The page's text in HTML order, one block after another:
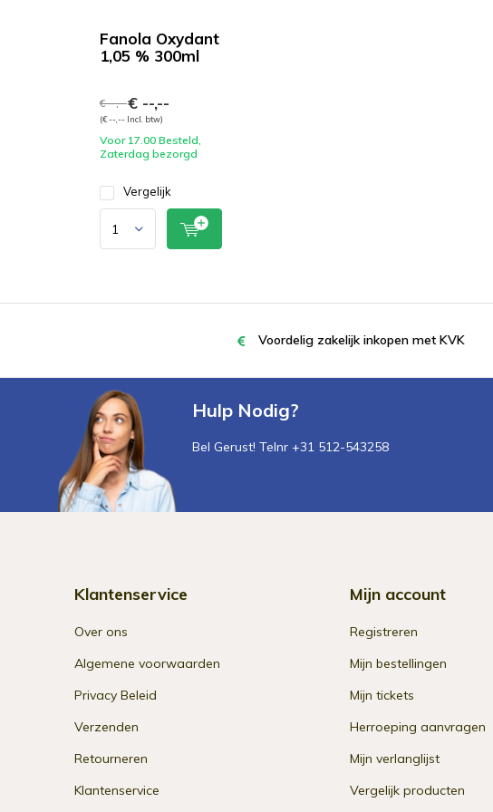
Fanola Oxydant
1,05 % 300ml
€ --,--€ --,--
(€ --,-- Incl. btw)
Voor 17.00 Besteld,
Zaterdag bezorgd
Vergelijk
Voordelig zakelijk inkopen met KVK
Hulp Nodig?
Bel Gerust! Telnr +31 512-543258
Klantenservice
Over ons
Algemene voorwaarden
Privacy Beleid
Verzenden
Retourneren
Klantenservice
Mijn account
Registreren
Mijn bestellingen
Mijn tickets
Herroeping aanvragen
Mijn verlanglijst
Vergelijk producten